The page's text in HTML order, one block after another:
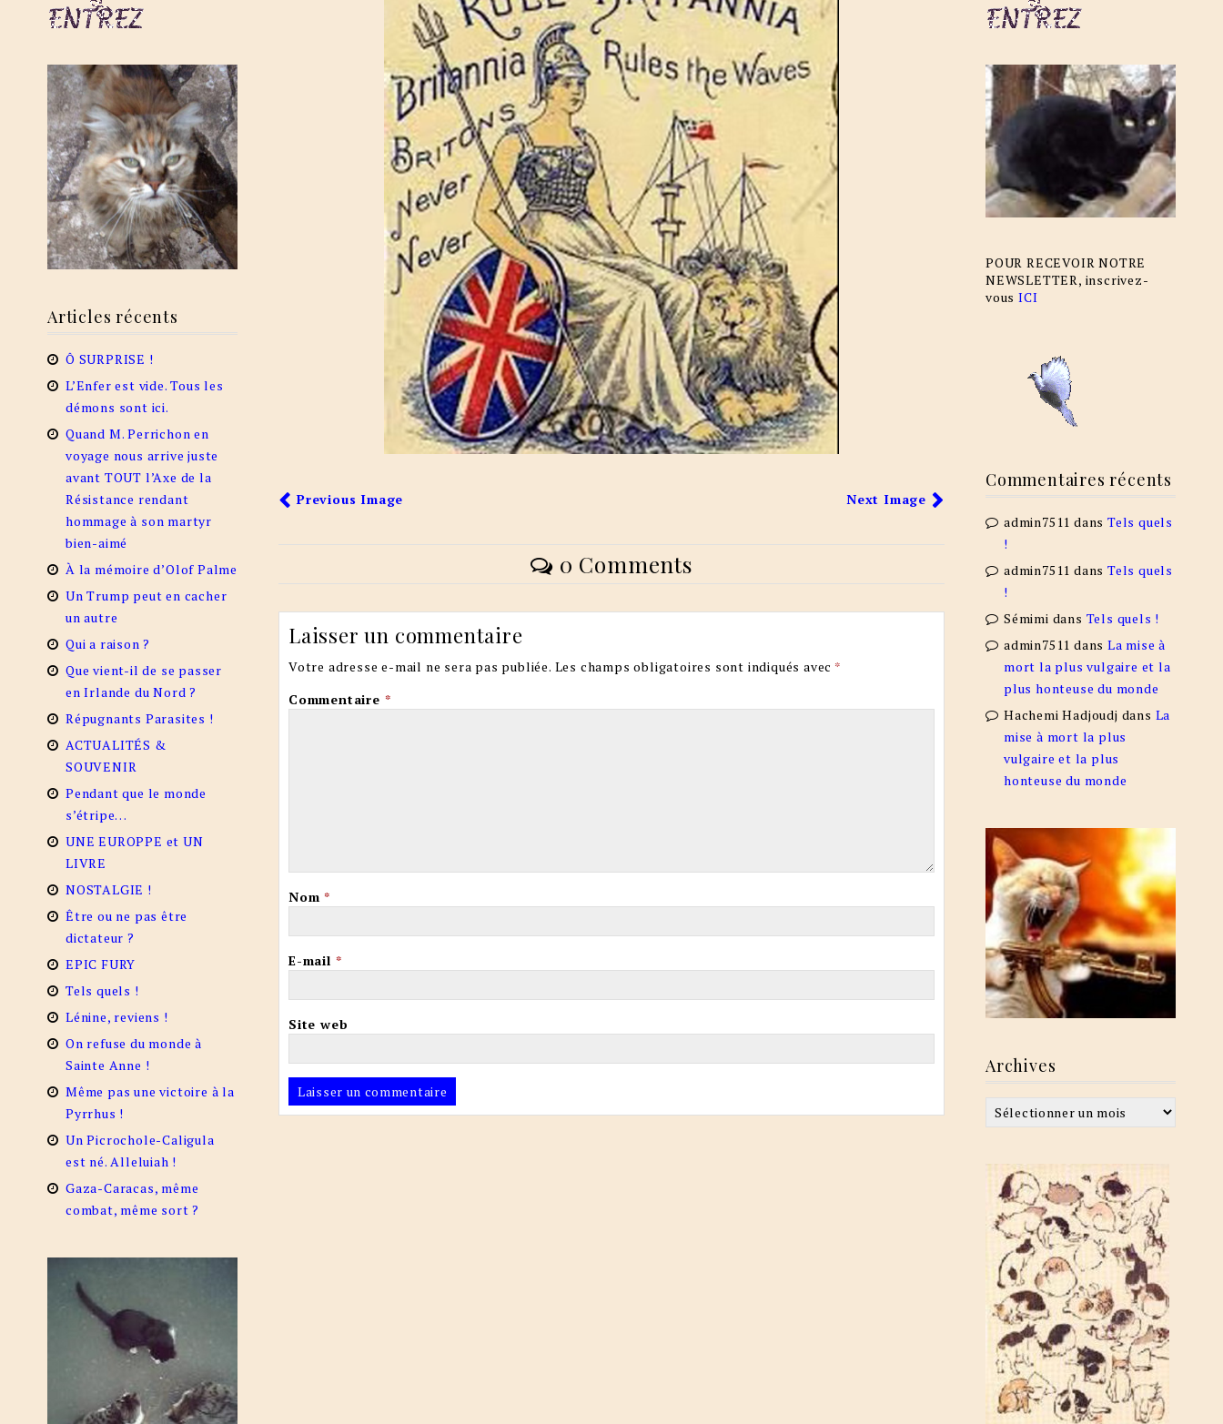
Previous Image Next Image
0 Comments
Laisser un commentaire
Votre adresse e-mail ne sera pas publiée. Les champs obligatoires sont indiqués avec *
Commentaire *
Nom*
E-mail *
Site web
Articles récents
Ô SURPRISE !
L’Enfer est vide. Tous les
démons sont ici.
Quand M. Perrichon en
voyage nous arrive juste
avant TOUT l’Axe de la
Résistance rendant
hommage à son martyr
bien-aimé
À la mémoire d’Olof Palme
Un Trump peut en cacher
un autre
Qui a raison ?
Que vient-il de se passer
en Irlande du Nord ?
Répugnants Parasites !
ACTUALITÉS &
SOUVENIR
Pendant que le monde
s’étripe…
UNE EUROPPE et UN
LIVRE
NOSTALGIE !
Être ou ne pas être
dictateur ?
EPIC FURY
Tels quels !
Lénine, reviens !
On refuse du monde à
Sainte Anne !
Même pas une victoire à la
Pyrrhus !
Un Picrochole-Caligula
est né. Alleluiah !
Gaza-Caracas, même
combat, même sort ?
POUR RECEVOIR NOTRE
NEWSLETTER, inscrivez-
vous ICI
Commentaires récents
admin7511 dansTels quels
!
admin7511 dansTels quels
!
Sémimi dans Tels quels !
admin7511 dansLa mise à
mort la plus vulgaire et la
plus honteuse du monde
Hachemi Hadjoudj dans La
mise à mort la plus
vulgaire et la plus
honteuse du monde
Archives
Archives